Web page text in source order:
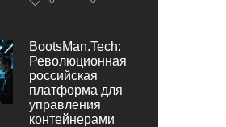
BootsMan.Tech:
Революционная
российская
платформа для
управления
контейнерами